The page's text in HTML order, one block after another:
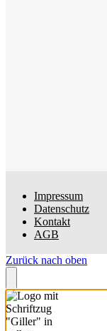
Impressum
Datenschutz
Kontakt
AGB
Zurück nach oben